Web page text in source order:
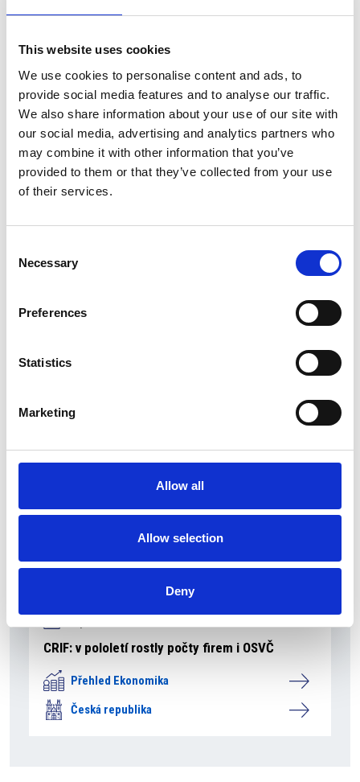
This website uses cookies
We use cookies to personalise content and ads, to
provide social media features and to analyse our traffic.
We also share information about your use of our site with
our social media, advertising and analytics partners who
may combine it with other information that you’ve
provided to them or that they’ve collected from your use
of their services.
Selection
Necessary
Preferences
Statistics
Marketing
Allow all
Allow selection
Deny
Přehled Ekonomika
Itálie
Česká republika
Pražský fragment evangelia svatého Marka
Itálie
CRIF: v pololetí rostly počty firem i OSVČ
Přehled Ekonomika
Česká republika